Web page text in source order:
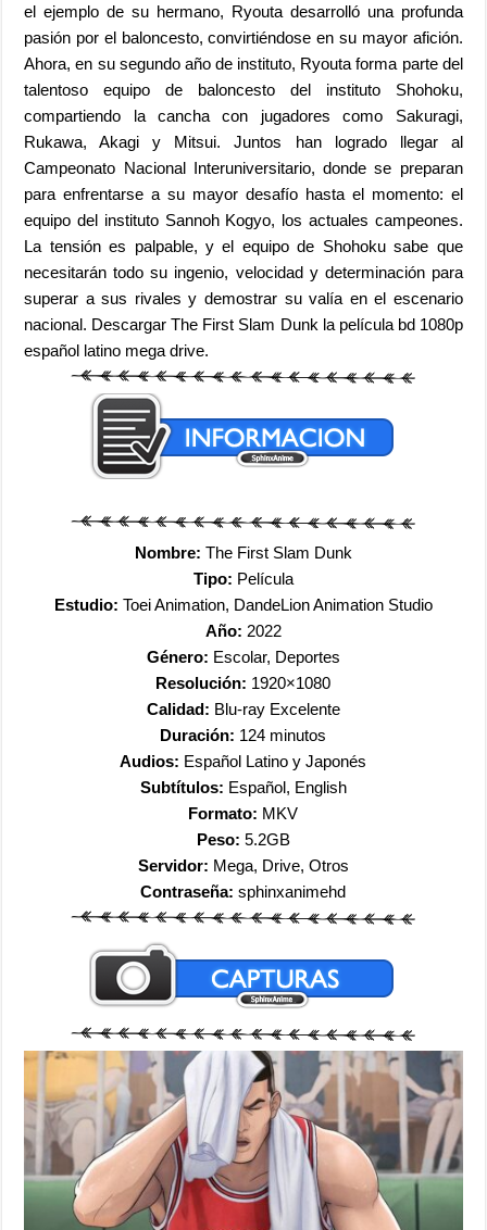
el ejemplo de su hermano, Ryouta desarrolló una profunda
pasión por el baloncesto, convirtiéndose en su mayor afición.
Ahora, en su segundo año de instituto, Ryouta forma parte del
talentoso equipo de baloncesto del instituto Shohoku,
compartiendo la cancha con jugadores como Sakuragi,
Rukawa, Akagi y Mitsui. Juntos han logrado llegar al
Campeonato Nacional Interuniversitario, donde se preparan
para enfrentarse a su mayor desafío hasta el momento: el
equipo del instituto Sannoh Kogyo, los actuales campeones.
La tensión es palpable, y el equipo de Shohoku sabe que
necesitarán todo su ingenio, velocidad y determinación para
superar a sus rivales y demostrar su valía en el escenario
nacional. Descargar The First Slam Dunk la película bd 1080p
español latino mega drive.
Nombre: The First Slam Dunk
Tipo: Película
Estudio: Toei Animation, DandeLion Animation Studio
Año: 2022
Género: Escolar, Deportes
Resolución: 1920×1080
Calidad: Blu-ray Excelente
Duración: 124 minutos
Audios: Español Latino y Japonés
Subtítulos: Español, English
Formato: MKV
Peso: 5.2GB
Servidor: Mega, Drive, Otros
Contraseña:sphinxanimehd